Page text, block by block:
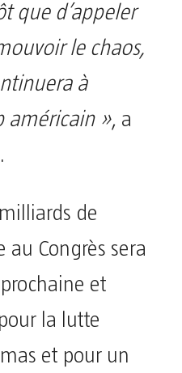
que d’appeler
le chaos,
à
américain », a
de
au Congrès sera
et
la lutte
et pour un